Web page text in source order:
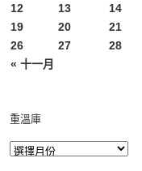
« 十一月
12
13 14
19
20 21
26
27 28
重溫庫